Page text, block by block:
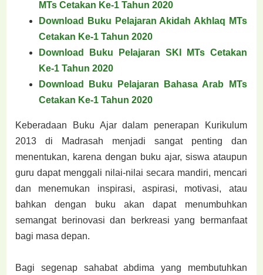
MTs Cetakan Ke-1 Tahun 2020
Download Buku Pelajaran Akidah Akhlaq MTs
Cetakan Ke-1 Tahun 2020
Download Buku Pelajaran SKI MTs Cetakan
Ke-1 Tahun 2020
Download Buku Pelajaran Bahasa Arab MTs
Cetakan Ke-1 Tahun 2020
Keberadaan Buku Ajar dalam penerapan Kurikulum
2013 di Madrasah menjadi sangat penting dan
menentukan, karena dengan buku ajar, siswa ataupun
guru dapat menggali nilai-nilai secara mandiri, mencari
dan menemukan inspirasi, aspirasi, motivasi, atau
bahkan dengan buku akan dapat menumbuhkan
semangat berinovasi dan berkreasi yang bermanfaat
bagi masa depan.
Bagi segenap sahabat abdima yang membutuhkan